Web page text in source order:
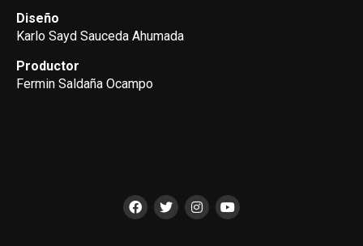
Diseño
Karlo Sayd Sauceda Ahumada
Productor
Fermin Saldaña Ocampo